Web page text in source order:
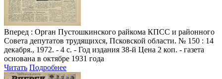
Вперед : Орган Пустошкинского райкома КПСС и районного
Совета депутатов трудящихся, Псковской области. № 150 : 14
декабря., 1972. - 4 с. - Год издания 38-й Цена 2 коп. - газета
основана в октябре 1931 года
Читать Подробнее